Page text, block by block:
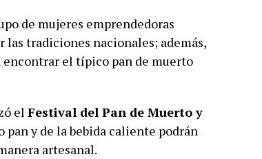
de mujeres emprendedoras
las tradiciones nacionales; además,
el típico pan de muerto
el Festival del Pan de Muerto y
pan y de la bebida caliente podrán
artesanal.